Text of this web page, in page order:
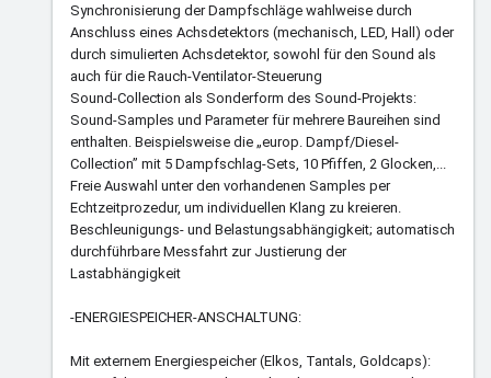
Synchronisierung der Dampfschläge wahlweise durch
Anschluss eines Achsdetektors (mechanisch, LED, Hall) oder
durch simulierten Achsdetektor, sowohl für den Sound als
auch für die Rauch-Ventilator-Steuerung
Sound-Collection als Sonderform des Sound-Projekts:
Sound-Samples und Parameter für mehrere Baureihen sind
enthalten. Beispielsweise die „europ. Dampf/Diesel-
Collection” mit 5 Dampfschlag-Sets, 10 Pfiffen, 2 Glocken,...
Freie Auswahl unter den vorhandenen Samples per
Echtzeitprozedur, um individuellen Klang zu kreieren.
Beschleunigungs- und Belastungsabhängigkeit; automatisch
durchführbare Messfahrt zur Justierung der
Lastabhängigkeit
-ENERGIESPEICHER-ANSCHALTUNG:
Mit externem Energiespeicher (Elkos, Tantals, Goldcaps):